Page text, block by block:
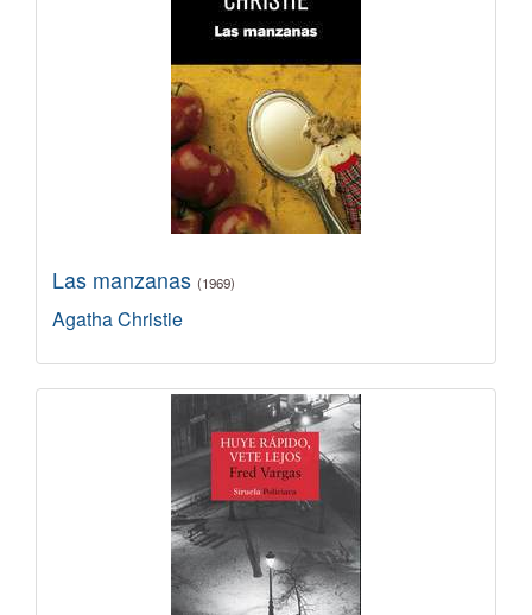
Las manzanas (1969)
Agatha Christie